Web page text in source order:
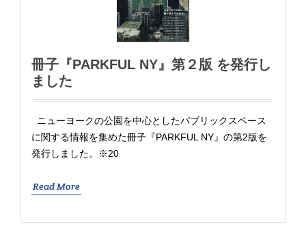
冊子『PARKFUL NY』第２版 を発行し
ました
ニューヨークの公園を中心としたパブリックスペース
に関する情報を集めた冊子『PARKFUL NY』の第2版を
発行しました。※20
Read More